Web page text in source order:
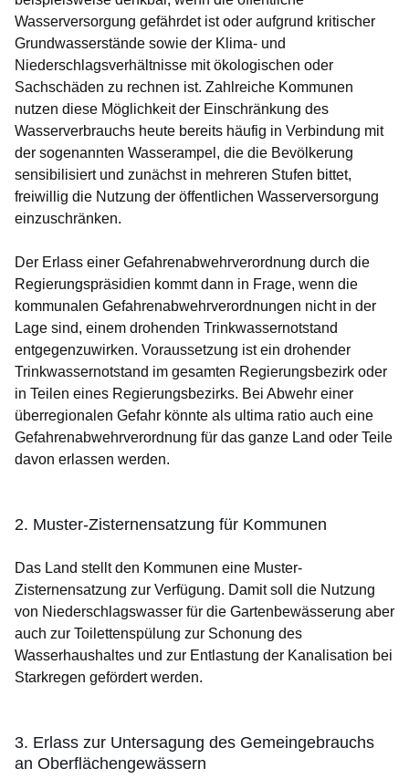
Wasserversorgung gefährdet ist oder aufgrund kritischer
Grundwasserstände sowie der Klima- und
Niederschlagsverhältnisse mit ökologischen oder
Sachschäden zu rechnen ist. Zahlreiche Kommunen
nutzen diese Möglichkeit der Einschränkung des
Wasserverbrauchs heute bereits häufig in Verbindung mit
der sogenannten Wasserampel, die die Bevölkerung
sensibilisiert und zunächst in mehreren Stufen bittet,
freiwillig die Nutzung der öffentlichen Wasserversorgung
einzuschränken.
Der Erlass einer Gefahrenabwehrverordnung durch die
Regierungspräsidien kommt dann in Frage, wenn die
kommunalen Gefahrenabwehrverordnungen nicht in der
Lage sind, einem drohenden Trinkwassernotstand
entgegenzuwirken. Voraussetzung ist ein drohender
Trinkwassernotstand im gesamten Regierungsbezirk oder
in Teilen eines Regierungsbezirks. Bei Abwehr einer
überregionalen Gefahr könnte als ultima ratio auch eine
Gefahrenabwehrverordnung für das ganze Land oder Teile
davon erlassen werden.
2. Muster-Zisternensatzung für Kommunen
Das Land stellt den Kommunen eine Muster-
Zisternensatzung zur Verfügung. Damit soll die Nutzung
von Niederschlagswasser für die Gartenbewässerung aber
auch zur Toilettenspülung zur Schonung des
Wasserhaushaltes und zur Entlastung der Kanalisation bei
Starkregen gefördert werden.
3. Erlass zur Untersagung des Gemeingebrauchs
an Oberflächengewässern